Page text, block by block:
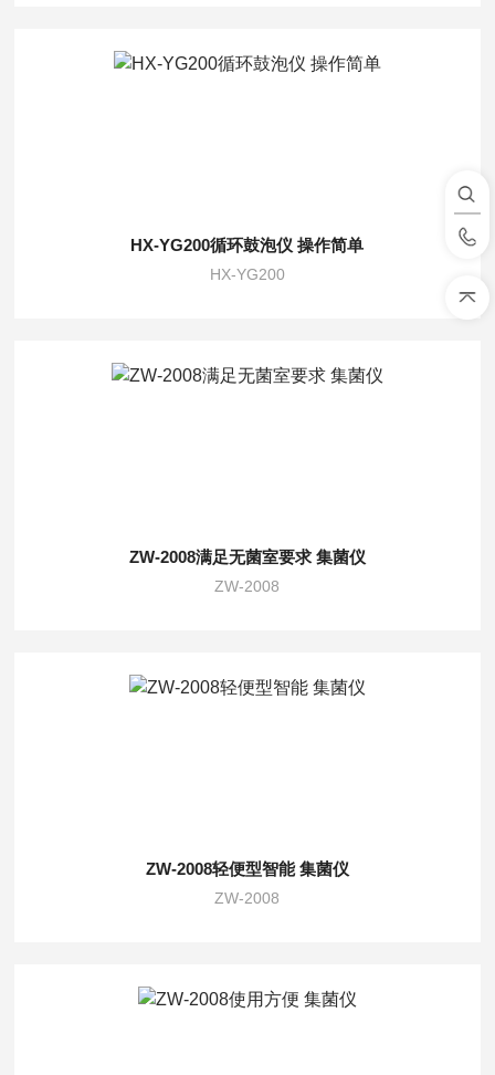
HX-YG200循环鼓泡仪 操作简单
HX-YG200
ZW-2008满足无菌室要求 集菌仪
ZW-2008
ZW-2008轻便型智能 集菌仪
ZW-2008